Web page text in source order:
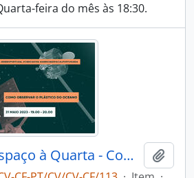
feira do mês às 18:30.
3.ª edição do Espaço à Quarta - Como observar o plástico do oceano